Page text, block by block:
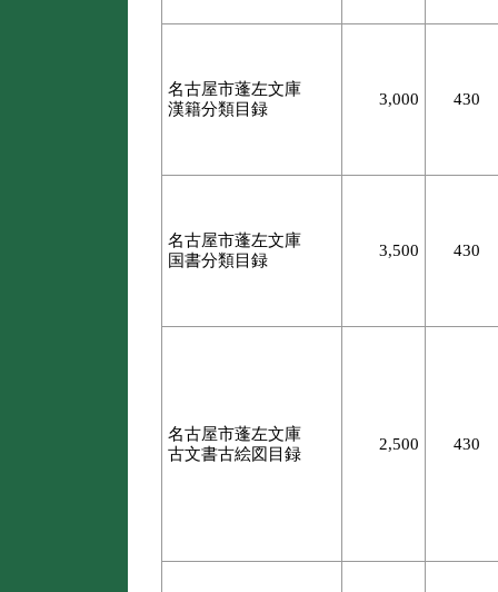
名古屋市蓬左文庫
漢籍分類目録
3,000 430
名古屋市蓬左文庫
国書分類目録
3,500 430
名古屋市蓬左文庫
古文書古絵図目録
2,500 430